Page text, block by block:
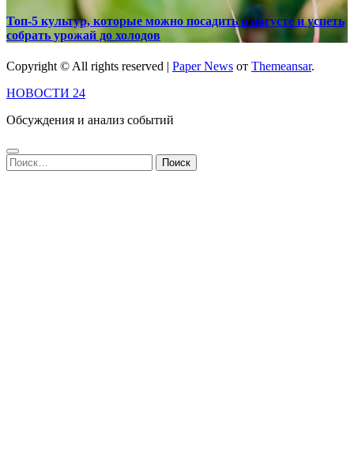
Топ-5 культур, которые можно посадить в августе и успеть
собрать урожай до холодов
Copyright © All rights reserved | Paper News от Themeansar.
НОВОСТИ 24
Обсуждения и анализ событий
Найти: